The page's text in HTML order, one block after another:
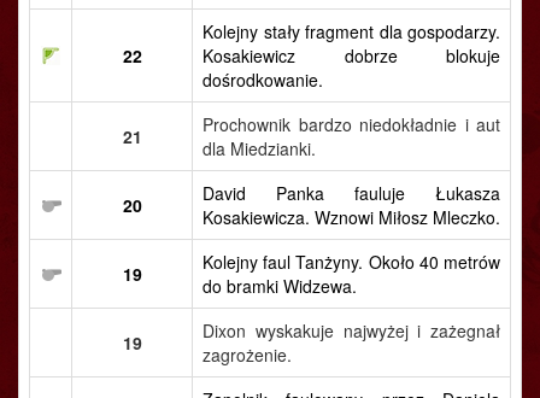
22
Kolejny stały fragment dla gospodarzy.
Kosakiewicz dobrze blokuje
dośrodkowanie.
21
Prochownik bardzo niedokładnie i aut
dla Miedzianki.
20
David Panka fauluje Łukasza
Kosakiewicza. Wznowi Miłosz Mleczko.
19
Kolejny faul Tanżyny. Około 40 metrów
do bramki Widzewa.
19
Dixon wyskakuje najwyżej i zażegnał
zagrożenie.